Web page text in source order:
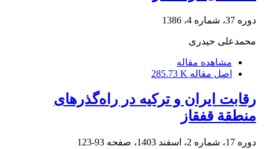
دوره 37، شماره 4، 1386
محمدعلی حیدری
مشاهده مقاله
اصل مقاله 285.73 K
رقابت ایران و ترکیه در راه‌گذرهای
منطقة قفقاز
دوره 17، شماره 2، اسفند 1403، صفحه 93-123